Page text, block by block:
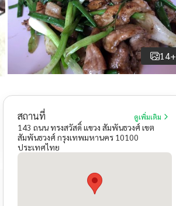
14+
สถานที่ ดูเพิ่มเติม
143 ถนน ทรงสวัสดิ์ แขวง สัมพันธวงศ์ เขต
สัมพันธวงศ์ กรุงเทพมหานคร 10100
ประเทศไทย